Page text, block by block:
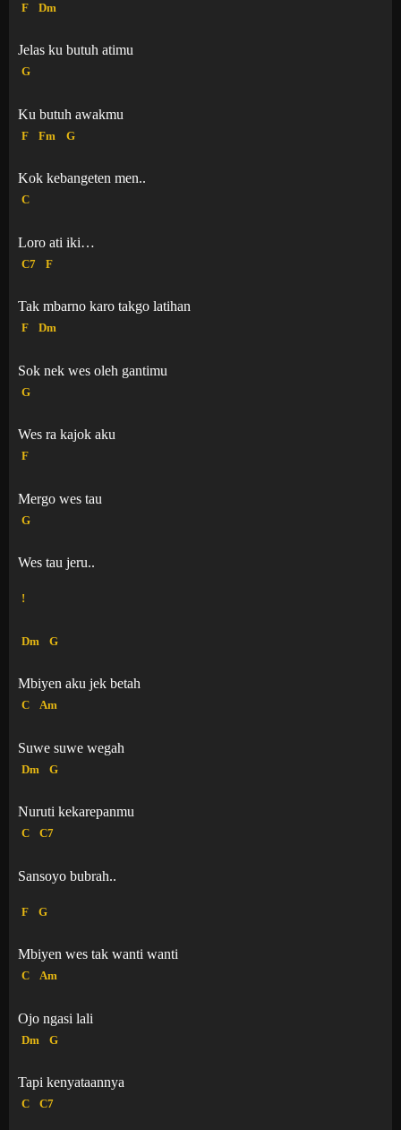
F Dm
Jelas ku butuh atimu
G
Ku butuh awakmu
F Fm G
Kok kebangeten men..
C
Loro ati iki…
C7 F
Tak mbarno karo takgo latihan
F Dm
Sok nek wes oleh gantimu
G
Wes ra kajok aku
F
Mergo wes tau
G
Wes tau jeru..
!
Dm G
Mbiyen aku jek betah
C Am
Suwe suwe wegah
Dm G
Nuruti kekarepanmu
C C7
Sansoyo bubrah..
F G
Mbiyen wes tak wanti wanti
C Am
Ojo ngasi lali
Dm G
Tapi kenyataannya
C C7